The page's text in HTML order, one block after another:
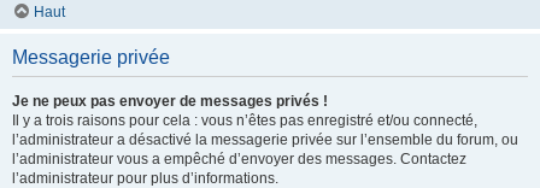
Haut
Messagerie privée
Je ne peux pas envoyer de messages privés !
Il y a trois raisons pour cela : vous n’êtes pas enregistré et/ou connecté,
l’administrateur a désactivé la messagerie privée sur l’ensemble du forum, ou
l’administrateur vous a empêché d’envoyer des messages. Contactez
l’administrateur pour plus d’informations.